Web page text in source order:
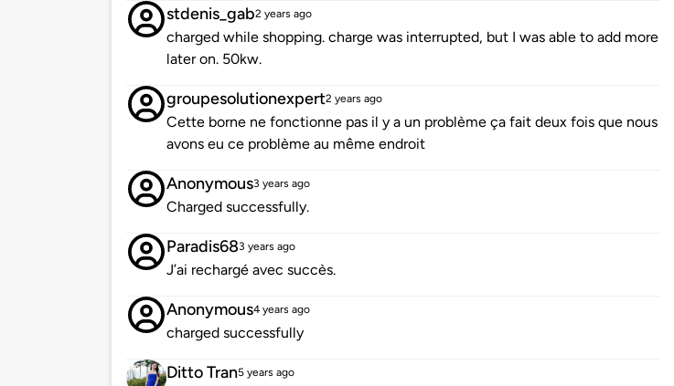
stdenis_gab2 years ago
charged while shopping. charge was interrupted, but I was able to add more
later on. 50kw.
groupesolutionexpert2 years ago
Cette borne ne fonctionne pas il y a un problème ça fait deux fois que nous
avons eu ce problème au même endroit
Anonymous3 years ago
Charged successfully.
Paradis683 years ago
J’ai rechargé avec succès.
Anonymous4 years ago
charged successfully
Ditto Tran5 years ago